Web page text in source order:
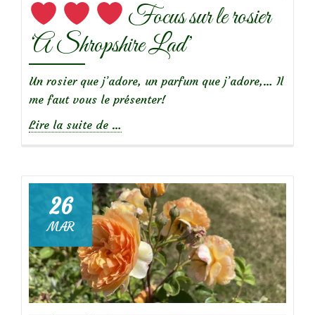
Focus sur le rosier
‘A Shropshire Lad’
Un rosier que j’adore, un parfum que j’adore,… Il
me faut vous le présenter!
Lire la suite de
Focus
sur
le
rosier
‘A
…
26
MAR